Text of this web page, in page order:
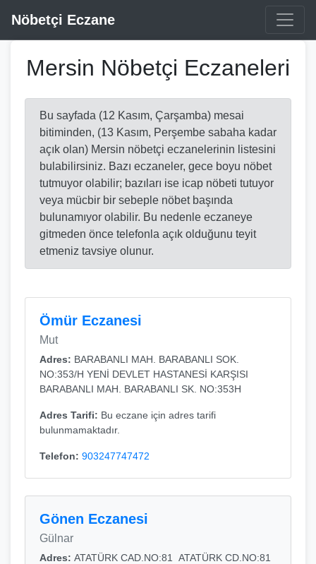
Nöbetçi Eczane
Mersin Nöbetçi Eczaneleri
Bu sayfada (12 Kasım, Çarşamba) mesai
bitiminden, (13 Kasım, Perşembe sabaha kadar
açık olan) Mersin nöbetçi eczanelerinin listesini
bulabilirsiniz. Bazı eczaneler, gece boyu nöbet
tutmuyor olabilir; bazıları ise icap nöbeti tutuyor
veya mücbir bir sebeple nöbet başında
bulunamıyor olabilir. Bu nedenle eczaneye
gitmeden önce telefonla açık olduğunu teyit
etmeniz tavsiye olunur.
Ömür Eczanesi
Mut
Adres: BARABANLI MAH. BARABANLI SOK.
NO:353/H YENİ DEVLET HASTANESİ KARŞISI
BARABANLI MAH. BARABANLI SK. NO:353H
Adres Tarifi: Bu eczane için adres tarifi
bulunmamaktadır.
Telefon: 903247747472
Gönen Eczanesi
Gülnar
Adres: ATATÜRK CAD.NO:81 ATATÜRK CD.NO:81